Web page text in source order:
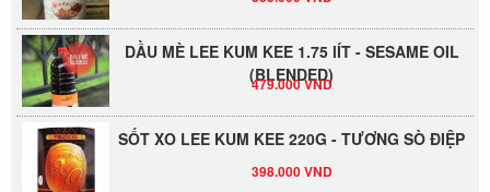
DẦU MÈ LEE KUM KEE 1.75 lÍT - SESAME OIL
(BLENDED)
479.000 VND
SỐT XO LEE KUM KEE 220G - TƯƠNG SÒ ĐIỆP